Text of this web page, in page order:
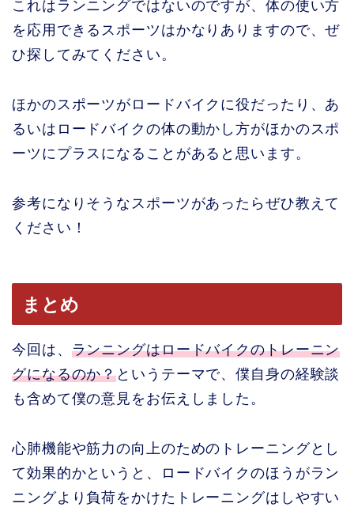
これはランニングではないのですが、体の使い方
を応用できるスポーツはかなりありますので、ぜ
ひ探してみてください。
ほかのスポーツがロードバイクに役だったり、あ
るいはロードバイクの体の動かし方がほかのスポ
ーツにプラスになることがあると思います。
参考になりそうなスポーツがあったらぜひ教えて
ください！
まとめ
今回は、 ランニングはロードバイクのトレーニン
グになるのか？というテーマで、僕自身の経験談
も含めて僕の意見をお伝えしました。
心肺機能や筋力の向上のためのトレーニングとし
て効果的かというと、ロードバイクのほうがラン
ニングより負荷をかけたトレーニングはしやすい